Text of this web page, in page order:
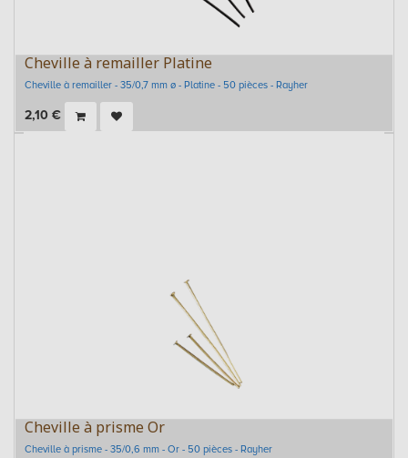
Cheville à remailler Platine
Cheville à remailler - 35/0,7 mm ø - Platine - 50 pièces - Rayher
2,10 €
Cheville à prisme Or
Cheville à prisme - 35/0,6 mm - Or - 50 pièces - Rayher